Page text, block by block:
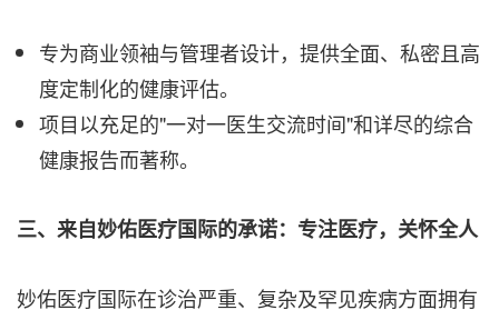
专为商业领袖与管理者设计，提供全面、私密且高
度定制化的健康评估。
项目以充足的"一对一医生交流时间"和详尽的综合
健康报告而著称。
三、来自妙佑医疗国际的承诺：专注医疗，关怀全人
妙佑医疗国际在诊治严重、复杂及罕见疾病方面拥有